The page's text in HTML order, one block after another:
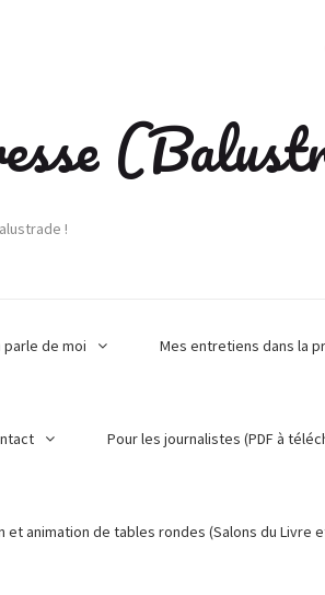
!
parle de moi Mes entretiens dans la
Pour les journalistes (PDF à
animation de tables rondes (Salons du Livre